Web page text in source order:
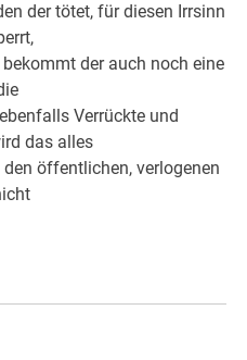
der tötet, für diesen Irrsinn
der auch noch eine
Verrückte und
das alles
öffentlichen, verlogenen